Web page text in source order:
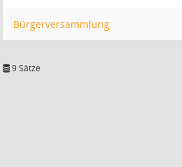
Bürgerversammlung
9 Sätze